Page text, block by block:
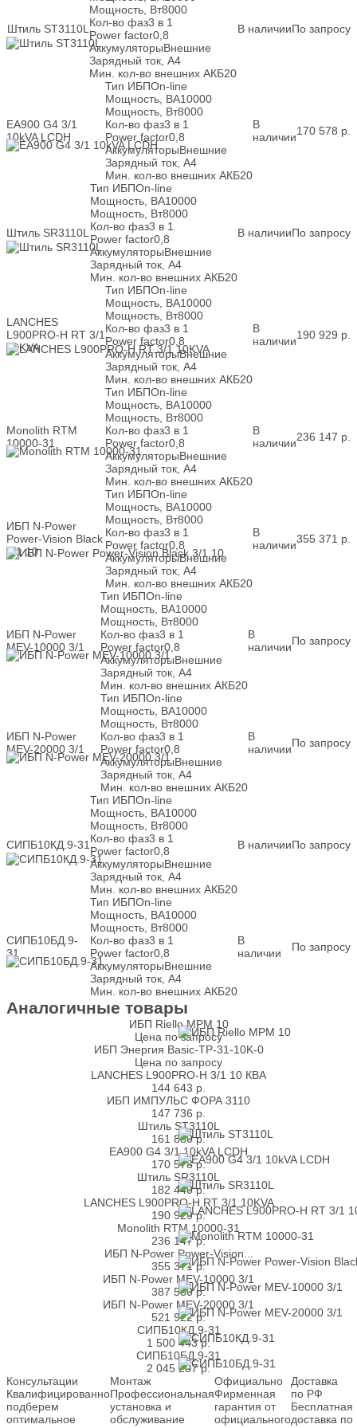
Штиль ST3110L
Мощность, Вт8000
Кол-во фаз3 в 1
Power factor0,8
АккумуляторыВнешние
Зарядный ток, А4
Мин. кол-во внешних АКБ20
В наличииПо запросу
EA900 G4 3/1
10kVA LCDH
Тип ИБПOn-line
Мощность, ВА10000
Мощность, Вт8000
Кол-во фаз3 в 1
Power factor0,8
АккумуляторыВнешние
Зарядный ток, А4
Мин. кол-во внешних АКБ20
В
наличии170 578 р.
Штиль SR3110L
Тип ИБПOn-line
Мощность, ВА10000
Мощность, Вт8000
Кол-во фаз3 в 1
Power factor0,8
АккумуляторыВнешние
Зарядный ток, А4
Мин. кол-во внешних АКБ20
В наличииПо запросу
LANCHES
L900PRO-H RT 3/1
10KVA
Тип ИБПOn-line
Мощность, ВА10000
Мощность, Вт8000
Кол-во фаз3 в 1
Power factor0,8
АккумуляторыВнешние
Зарядный ток, А4
Мин. кол-во внешних АКБ20
В
наличии190 929 р.
Monolith RTM
10000-31
Тип ИБПOn-line
Мощность, ВА10000
Мощность, Вт8000
Кол-во фаз3 в 1
Power factor0,8
АккумуляторыВнешние
Зарядный ток, А4
Мин. кол-во внешних АКБ20
В
наличии236 147 р.
ИБП N-Power
Power-Vision Black
3/1 10
Тип ИБПOn-line
Мощность, ВА10000
Мощность, Вт8000
Кол-во фаз3 в 1
Power factor0,8
АккумуляторыВнешние
Зарядный ток, А4
Мин. кол-во внешних АКБ20
В
наличии355 371 р.
ИБП N-Power
MEV-10000 3/1
Тип ИБПOn-line
Мощность, ВА10000
Мощность, Вт8000
Кол-во фаз3 в 1
Power factor0,8
АккумуляторыВнешние
Зарядный ток, А4
Мин. кол-во внешних АКБ20
В
наличииПо запросу
ИБП N-Power
MEV-20000 3/1
Тип ИБПOn-line
Мощность, ВА10000
Мощность, Вт8000
Кол-во фаз3 в 1
Power factor0,8
АккумуляторыВнешние
Зарядный ток, А4
Мин. кол-во внешних АКБ20
В
наличииПо запросу
СИПБ10КД.9-31
Тип ИБПOn-line
Мощность, ВА10000
Мощность, Вт8000
Кол-во фаз3 в 1
Power factor0,8
АккумуляторыВнешние
Зарядный ток, А4
Мин. кол-во внешних АКБ20
В наличииПо запросу
СИПБ10БД.9-
31
Тип ИБПOn-line
Мощность, ВА10000
Мощность, Вт8000
Кол-во фаз3 в 1
Power factor0,8
АккумуляторыВнешние
Зарядный ток, А4
Мин. кол-во внешних АКБ20
В
наличии
По запросу
Аналогичные товары
ИБП Riello MPM 10
Цена по запросу
ИБП Энергия Basic-ТР-31-10K-0
Цена по запросу
LANCHES L900PRO-H 3/1 10 КВА
144 643 р.
ИБП ИМПУЛЬС ФОРА 3110
147 736 р.
Штиль ST3110L
161 880р.
EA900 G4 3/1 10kVA LCDH
170 578р.
Штиль SR3110L
182 440р.
LANCHES L900PRO-H RT 3/1 10KVA
190 929р.
Monolith RTM 10000-31
236 147р.
ИБП N-Power Power-Vision...
355 371р.
ИБП N-Power MEV-10000 3/1
387 580р.
ИБП N-Power MEV-20000 3/1
521 922р.
СИПБ10КД.9-31
1 500 443р.
СИПБ10БД.9-31
2 045 207р.
Консультации
Квалифицированно
подберем
оптимальное
Монтаж
Профессиональная
установка и
обслуживание
Официально
Фирменная
гарантия от
официального
Доставка
по РФ
Бесплатная
доставка по